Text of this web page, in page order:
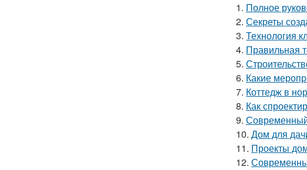
1. Полное
2. Секреты
3. Технология
4. Правильная
5.
6. Какие
7. Коттедж в
8. Как
9. Современный
10. Дом для
11. Проекты
12.